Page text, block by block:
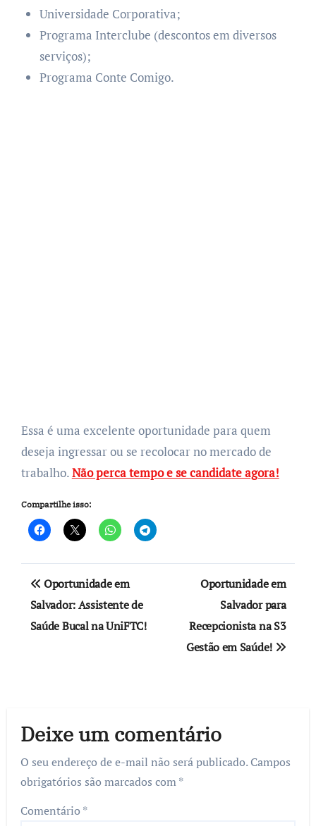
Universidade Corporativa;
Programa Interclube (descontos em diversos
serviços);
Programa Conte Comigo.
Essa é uma excelente oportunidade para quem
deseja ingressar ou se recolocar no mercado de
trabalho.Não perca tempo e se candidate agora!
Compartilhe isso:
Navegação
de
Post
Oportunidade em
Salvador: Assistente de
Saúde Bucal na UniFTC!
Oportunidade em
Salvador para
Recepcionista na S3
Gestão em Saúde!
Deixe um comentário
O seu endereço de e-mail não será publicado. Campos
obrigatórios são marcados com*
Comentário *